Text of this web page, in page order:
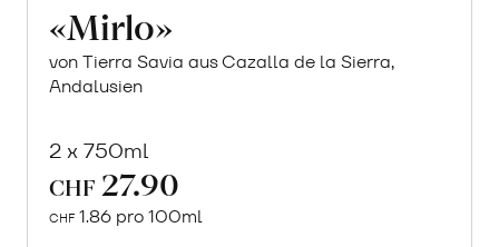
«Mirlo»
von Tierra Savia aus Cazalla de la Sierra,
Andalusien
2 x 750ml
CHF 27.90
CHF 1.86 pro 100ml